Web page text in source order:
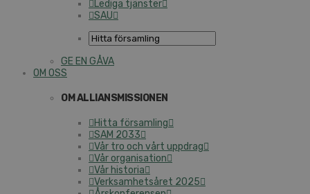
Lediga tjänster
SAU
GE EN GÅVA
OM OSS
OM ALLIANSMISSIONEN
Hitta församling
SAM 2033
Vår tro och vårt uppdrag
Vår organisation
Vår historia
Verksamhetsåret 2025